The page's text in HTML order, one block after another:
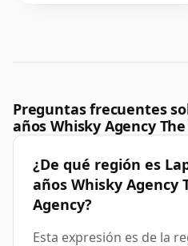
Preguntas frecuentes
años Whisky Agency
¿De qué región es
años Whisky Agency
Agency?
Esta expresión es de la